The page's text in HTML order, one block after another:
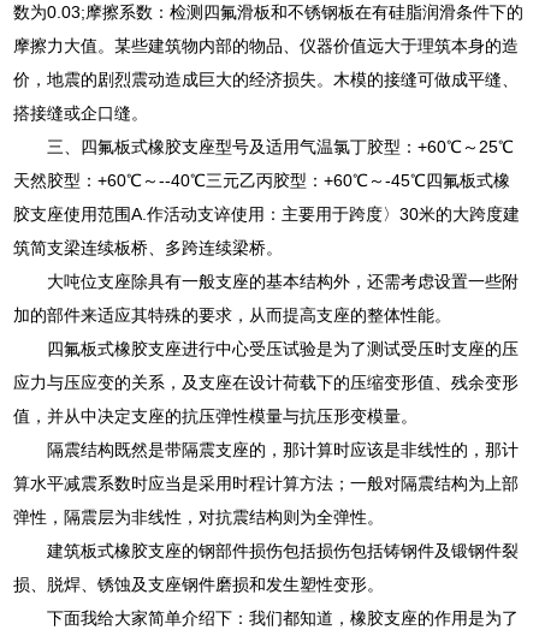
数为0.03;摩擦系数：检测四氟滑板和不锈钢板在有硅脂润滑条件下的
摩擦力大值。某些建筑物内部的物品、仪器价值远大于理筑本身的造
价，地震的剧烈震动造成巨大的经济损失。木模的接缝可做成平缝、
搭接缝或企口缝。
三、四氟板式橡胶支座型号及适用气温氯丁胶型：+60℃～25℃
天然胶型：+60℃～--40℃三元乙丙胶型：+60℃～-45℃四氟板式橡
胶支座使用范围A.作活动支谇使用：主要用于跨度〉30米的大跨度建
筑简支梁连续板桥、多跨连续梁桥。
大吨位支座除具有一般支座的基本结构外，还需考虑设置一些附
加的部件来适应其特殊的要求，从而提高支座的整体性能。
四氟板式橡胶支座进行中心受压试验是为了测试受压时支座的压
应力与压应变的关系，及支座在设计荷载下的压缩变形值、残余变形
值，并从中决定支座的抗压弹性模量与抗压形变模量。
隔震结构既然是带隔震支座的，那计算时应该是非线性的，那计
算水平减震系数时应当是采用时程计算方法；一般对隔震结构为上部
弹性，隔震层为非线性，对抗震结构则为全弹性。
建筑板式橡胶支座的钢部件损伤包括损伤包括铸钢件及锻钢件裂
损、脱焊、锈蚀及支座钢件磨损和发生塑性变形。
下面我给大家简单介绍下：我们都知道，橡胶支座的作用是为了